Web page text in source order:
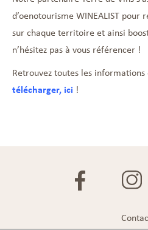
d’oenotourisme WINEALIST
sur chaque territoire et ainsi
n’hésitez pas à vous référencer !
Retrouvez toutes les informations
télécharger, ici !